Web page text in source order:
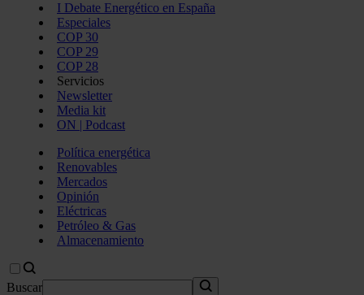
I Debate Energético en España
Especiales
COP 30
COP 29
COP 28
Servicios
Newsletter
Media kit
ON | Podcast
Política energética
Renovables
Mercados
Opinión
Eléctricas
Petróleo & Gas
Almacenamiento
Buscar